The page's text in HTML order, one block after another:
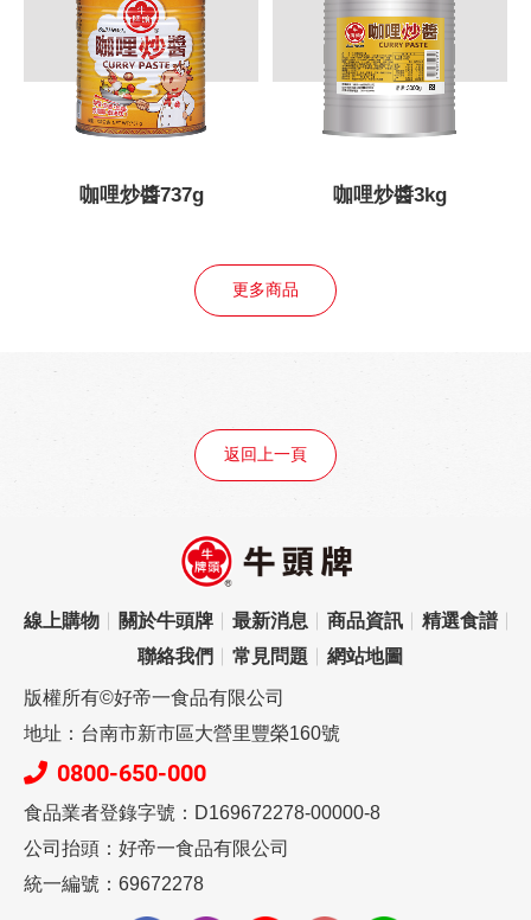
咖哩炒醬737g 咖哩炒醬3kg
更多商品
返回上一頁
線上購物 關於牛頭牌 最新消息 商品資訊
精選食譜
聯絡我們
常見問題 網站地圖
版權所有©好帝一食品有限公司
地址：台南市新市區大營里豐榮160號
0800-650-000
食品業者登錄字號：D169672278-00000-8
公司抬頭：好帝一食品有限公司
統一編號：69672278